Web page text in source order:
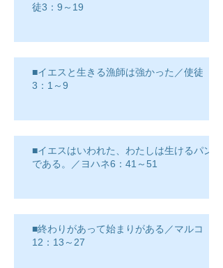
徒3：9～19
■イエスと生きる漁師は強かった／使徒
3：1～9
■イエスはいわれた、わたしは生けるパン
である。／ヨハネ6：41～51
■終わりがあって始まりがある／マルコ
12：13～27